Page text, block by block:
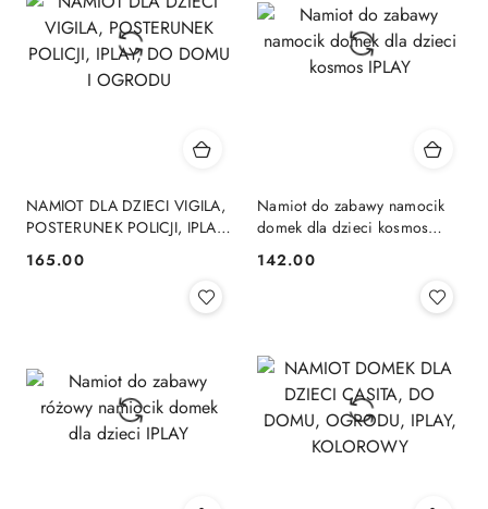
NAMIOT DLA DZIECI VIGILA,
POSTERUNEK POLICJI, IPLAY,
Cena:
165.00
Namiot do zabawy namocik
domek dla dzieci kosmos
Cena:
142.00